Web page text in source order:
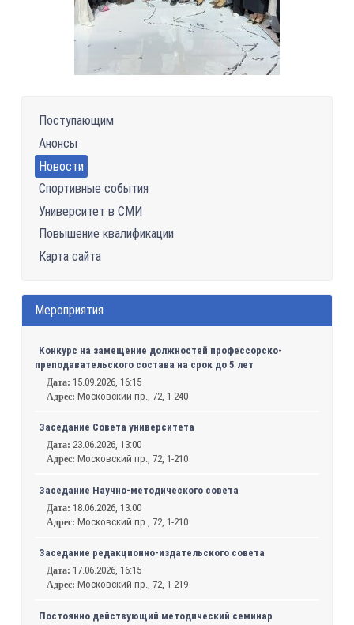
Поступающим
Анонсы
Новости
Спортивные события
Университет в СМИ
Повышение квалификации
Карта сайта
Мероприятия
Конкурс на замещение должностей профессорско-
преподавательского состава на срок до 5 лет
Дата: 15.09.2026, 16:15
Адрес: Московский пр., 72, 1-240
Заседание Совета университета
Дата: 23.06.2026, 13:00
Адрес: Московский пр., 72, 1-210
Заседание Научно-методического совета
Дата: 18.06.2026, 13:00
Адрес: Московский пр., 72, 1-210
Заседание редакционно-издательского совета
Дата: 17.06.2026, 16:15
Адрес: Московский пр., 72, 1-219
Постоянно действующий методический семинар